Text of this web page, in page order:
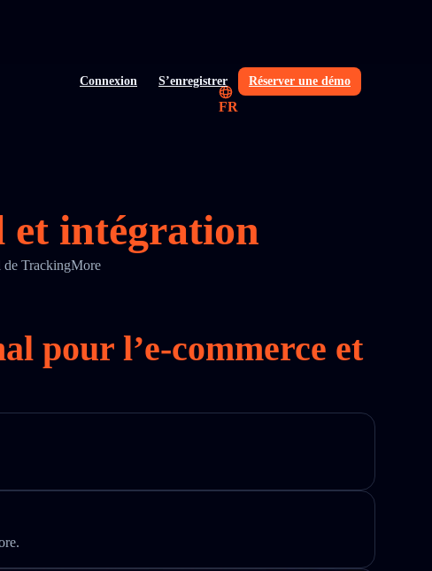
Connexion S’enregistrer Réserver une démo
FR
intégration
de TrackingMore
pour l’e‑commerce et